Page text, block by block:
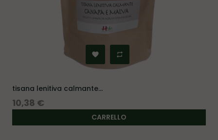
tisana lenitiva calmante...
Prezzo
10,38 €
CARRELLO